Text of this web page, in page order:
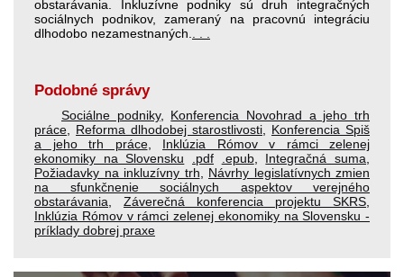
obstarávania. Inkluzívne podniky sú druh integračných
sociálnych podnikov, zameraný na pracovnú integráciu
dlhodobo nezamestnaných.. . .
Podobné správy
Sociálne podniky, Konferencia Novohrad a jeho trh
práce, Reforma dlhodobej starostlivosti, Konferencia Spiš
a jeho trh práce, Inklúzia Rómov v rámci zelenej
ekonomiky na Slovensku
.pdf .epub, Integračná suma,
Požiadavky na inkluzívny trh, Návrhy legislatívnych zmien
na sfunkčnenie sociálnych aspektov verejného
obstarávania, Záverečná konferencia projektu SKRS,
Inklúzia Rómov v rámci zelenej ekonomiky na Slovensku -
príklady dobrej praxe